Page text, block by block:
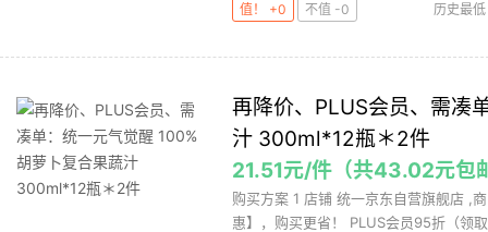
值！ +0
不值 -0 历史最低
再降价、PLUS会员、需凑
汁 300ml*12瓶＊2件
21.51元/件（共43.02元包
购买方案 1 店铺 统一京东自营旗舰店 ,
惠】，购买更省！ PLUS会员95折（领